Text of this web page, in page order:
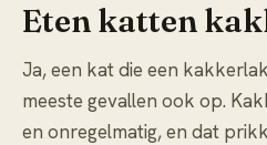
Eten katten
Ja, een kat die een
meeste gevallen ook op.
en onregelmatig, en dat